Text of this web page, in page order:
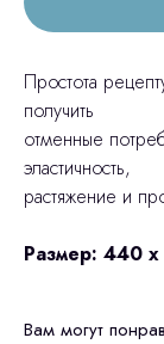
Простота
получить
отменные
эластичность,
растяжение и
Размер: 440
Вам могут